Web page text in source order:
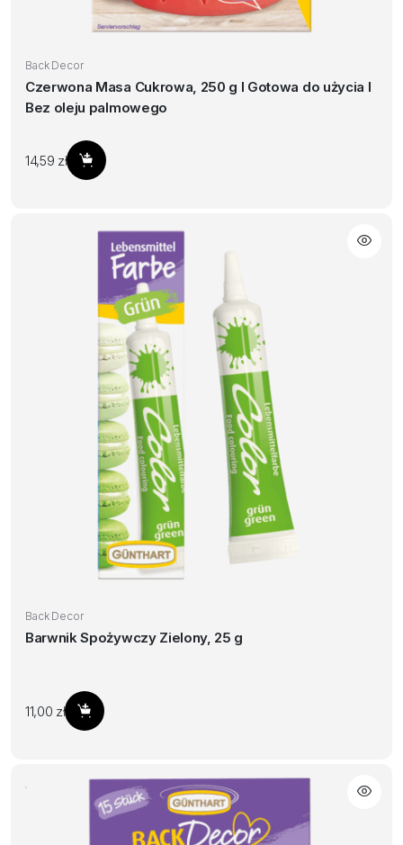
Back Decor
Czerwona Masa Cukrowa, 250 g I Gotowa do użycia I
Bez oleju palmowego
14,59 zł Dodaj do koszyka
Back Decor
Barwnik Spożywczy Zielony, 25 g
11,00 zł Dodaj do koszyka